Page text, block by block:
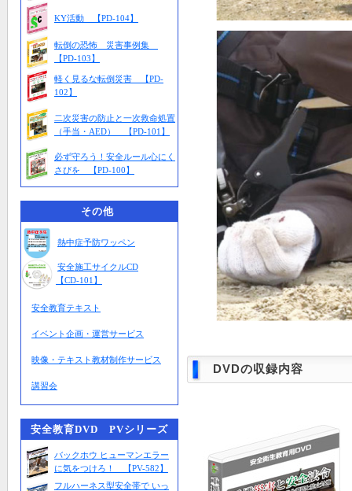
KY活動 【PD-104】
転倒の恐怖 災害事例集
【PD-103】
軽く見るな転倒災害 【PD-
102】
二次災害の防止と一次救命処置
（手当・AED） 【PD-101】
必ず守ろう！安全ルール心にく
さびを 【PD-100】
その他
熱中症予防ワッペン
安全施工サイクルCD
【CD-101】
安全教育テキスト
イベント企画・運営サービス
映像・テキスト教材制作サービス
講習会
安全教育DVD PVシリーズ
バックホウ ヒューマンエラー
に気をつけろ！ 【PV-582】
フルハーネス型安全帯で いっ
DVDの収録内容